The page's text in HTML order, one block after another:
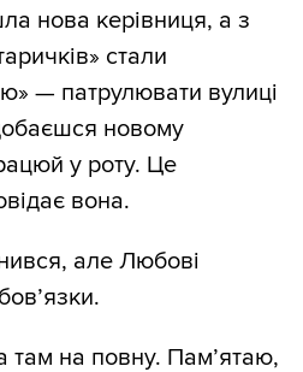
нова керівниця, а з
стали
— патрулювати вулиці
новому
у роту. Це
вона.
але Любові
там на повну. Пам’ятаю,